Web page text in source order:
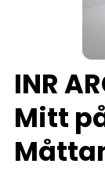
INR
Mitt